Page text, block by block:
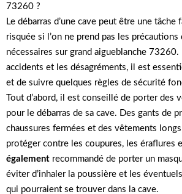
73260 ?
Le débarras d’une cave peut être une
risquée si l’on ne prend pas les précautions
nécessaires sur grand aigueblanche 73260.
accidents et les désagréments, il est
et de suivre quelques règles de sécurité
Tout d’abord, il est conseillé de porter des
pour le débarras de sa cave. Des gants de
chaussures fermées et des vêtements
protéger contre les coupures, les éraflures
également recommandé de porter un
éviter d’inhaler la poussière et les
qui pourraient se trouver dans la cave.